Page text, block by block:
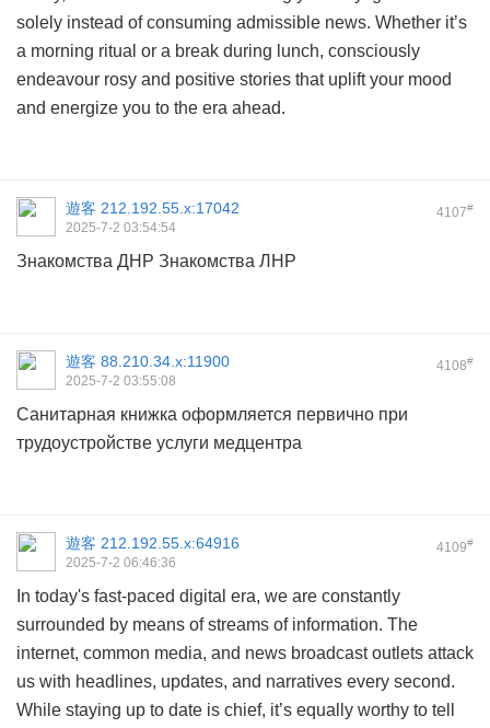
solely instead of consuming admissible news. Whether it’s
a morning ritual or a break during lunch, consciously
endeavour rosy and positive stories that uplift your mood
and energize you to the era ahead.
4107#
遊客 212.192.55.x:17042
2025-7-2 03:54:54
Знакомства ДНР Знакомства ЛНР
4108#
遊客 88.210.34.x:11900
2025-7-2 03:55:08
Санитарная книжка оформляется первично при
трудоустройстве услуги медцентра
4109#
遊客 212.192.55.x:64916
2025-7-2 06:46:36
In today's fast-paced digital era, we are constantly
surrounded by means of streams of information. The
internet, common media, and news broadcast outlets attack
us with headlines, updates, and narratives every second.
While staying up to date is chief, it’s equally worthy to tell